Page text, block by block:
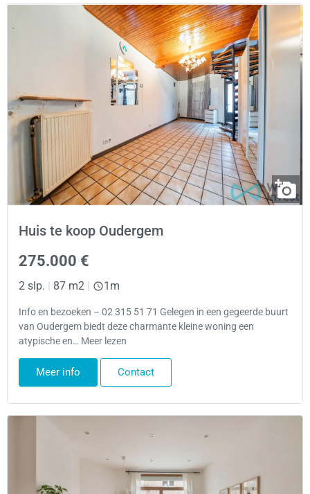
Huis te koop Oudergem
275.000 €
2 slp. | 87 m2 | 1m
Info en bezoeken – 02 315 51 71 Gelegen in een gegeerde buurt
van Oudergem biedt deze charmante kleine woning een
atypische en… Meer lezen
Meer info Contact